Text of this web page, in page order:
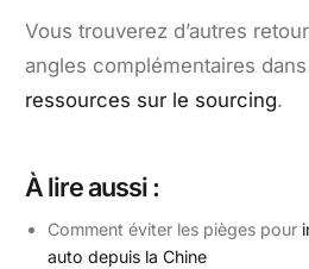
Vous trouverez d’autres
angles complémentaires dans
ressources sur le sourcing.
À lire aussi :
Comment éviter les pièges pour
auto depuis la Chine